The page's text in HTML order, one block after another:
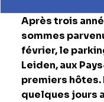
Après trois
sommes
février, le
Leiden, aux
premiers hôtes.
quelques jours